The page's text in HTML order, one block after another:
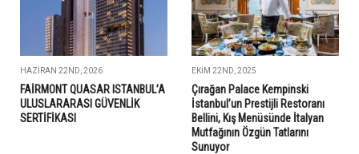
HAZIRAN 22ND, 2026
FAİRMONT QUASAR ISTANBUL’A
ULUSLARARASI GÜVENLİK
SERTİFİKASI
EKIM 22ND, 2025
Çırağan Palace Kempinski
İstanbul’un Prestijli Restoranı
Bellini, Kış Menüsünde İtalyan
Mutfağının Özgün Tatlarını
Sunuyor